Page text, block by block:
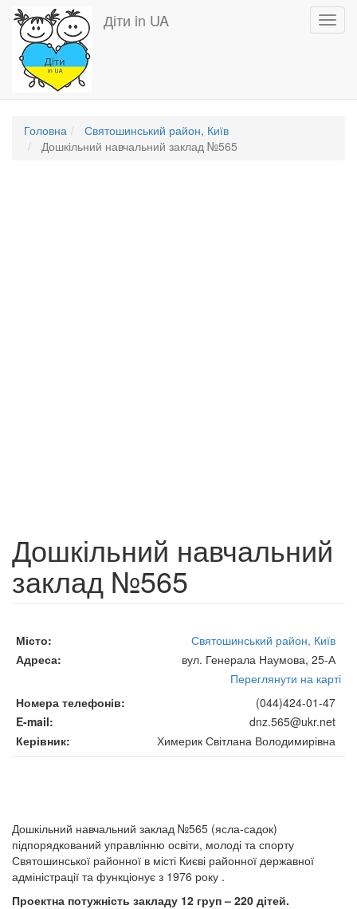
Перейти
основного
вмісту
Діти in UA
Головна
Святошинський район, Київ
Дошкільний навчальний заклад №565
Дошкільний навчальний
заклад №565
Місто
Святошинський район, Київ
Адреса
вул. Генерала Наумова, 25-А
Переглянути на карті
Номера телефонів
(044)424-01-47
E-mail
dnz.565@ukr.net
Керівник
Химерик Світлана Володимирівна
Дошкільний навчальний заклад №565 (ясла-садок)
підпорядкований управлінню освіти, молоді та спорту
Святошинської районної в місті Києві районної державної
адміністрації та функціонує з 1976 року .
Проектна потужність закладу 12 груп – 220 дітей.